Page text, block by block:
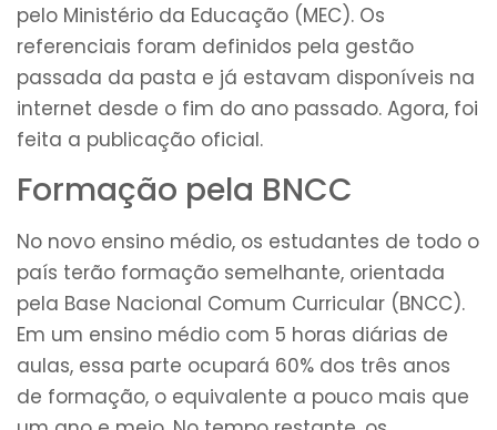
pelo Ministério da Educação (MEC). Os
referenciais foram definidos pela gestão
passada da pasta e já estavam disponíveis na
internet desde o fim do ano passado. Agora, foi
feita a publicação oficial.
Formação pela BNCC
No novo ensino médio, os estudantes de todo o
país terão formação semelhante, orientada
pela Base Nacional Comum Curricular (BNCC).
Em um ensino médio com 5 horas diárias de
aulas, essa parte ocupará 60% dos três anos
de formação, o equivalente a pouco mais que